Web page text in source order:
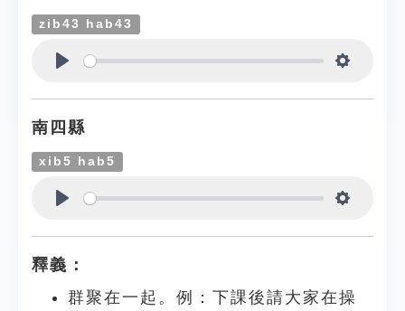
zib43 hab43
南四縣
xib5 hab5
釋義：
群聚在一起。例：下課後請大家在操